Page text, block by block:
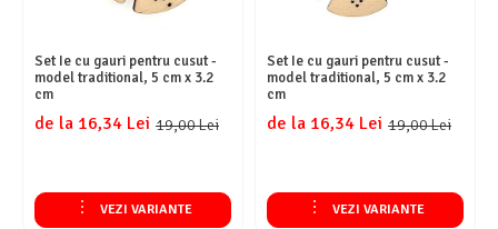
Set Ie cu gauri pentru cusut -
model traditional, 5 cm x 3.2
cm
19,00 Lei
de la 16,34 Lei
VEZI VARIANTE
Set Ie cu gauri pentru cusut -
model traditional, 5 cm x 3.2
cm
19,00 Lei
de la 16,34 Lei
VEZI VARIANTE